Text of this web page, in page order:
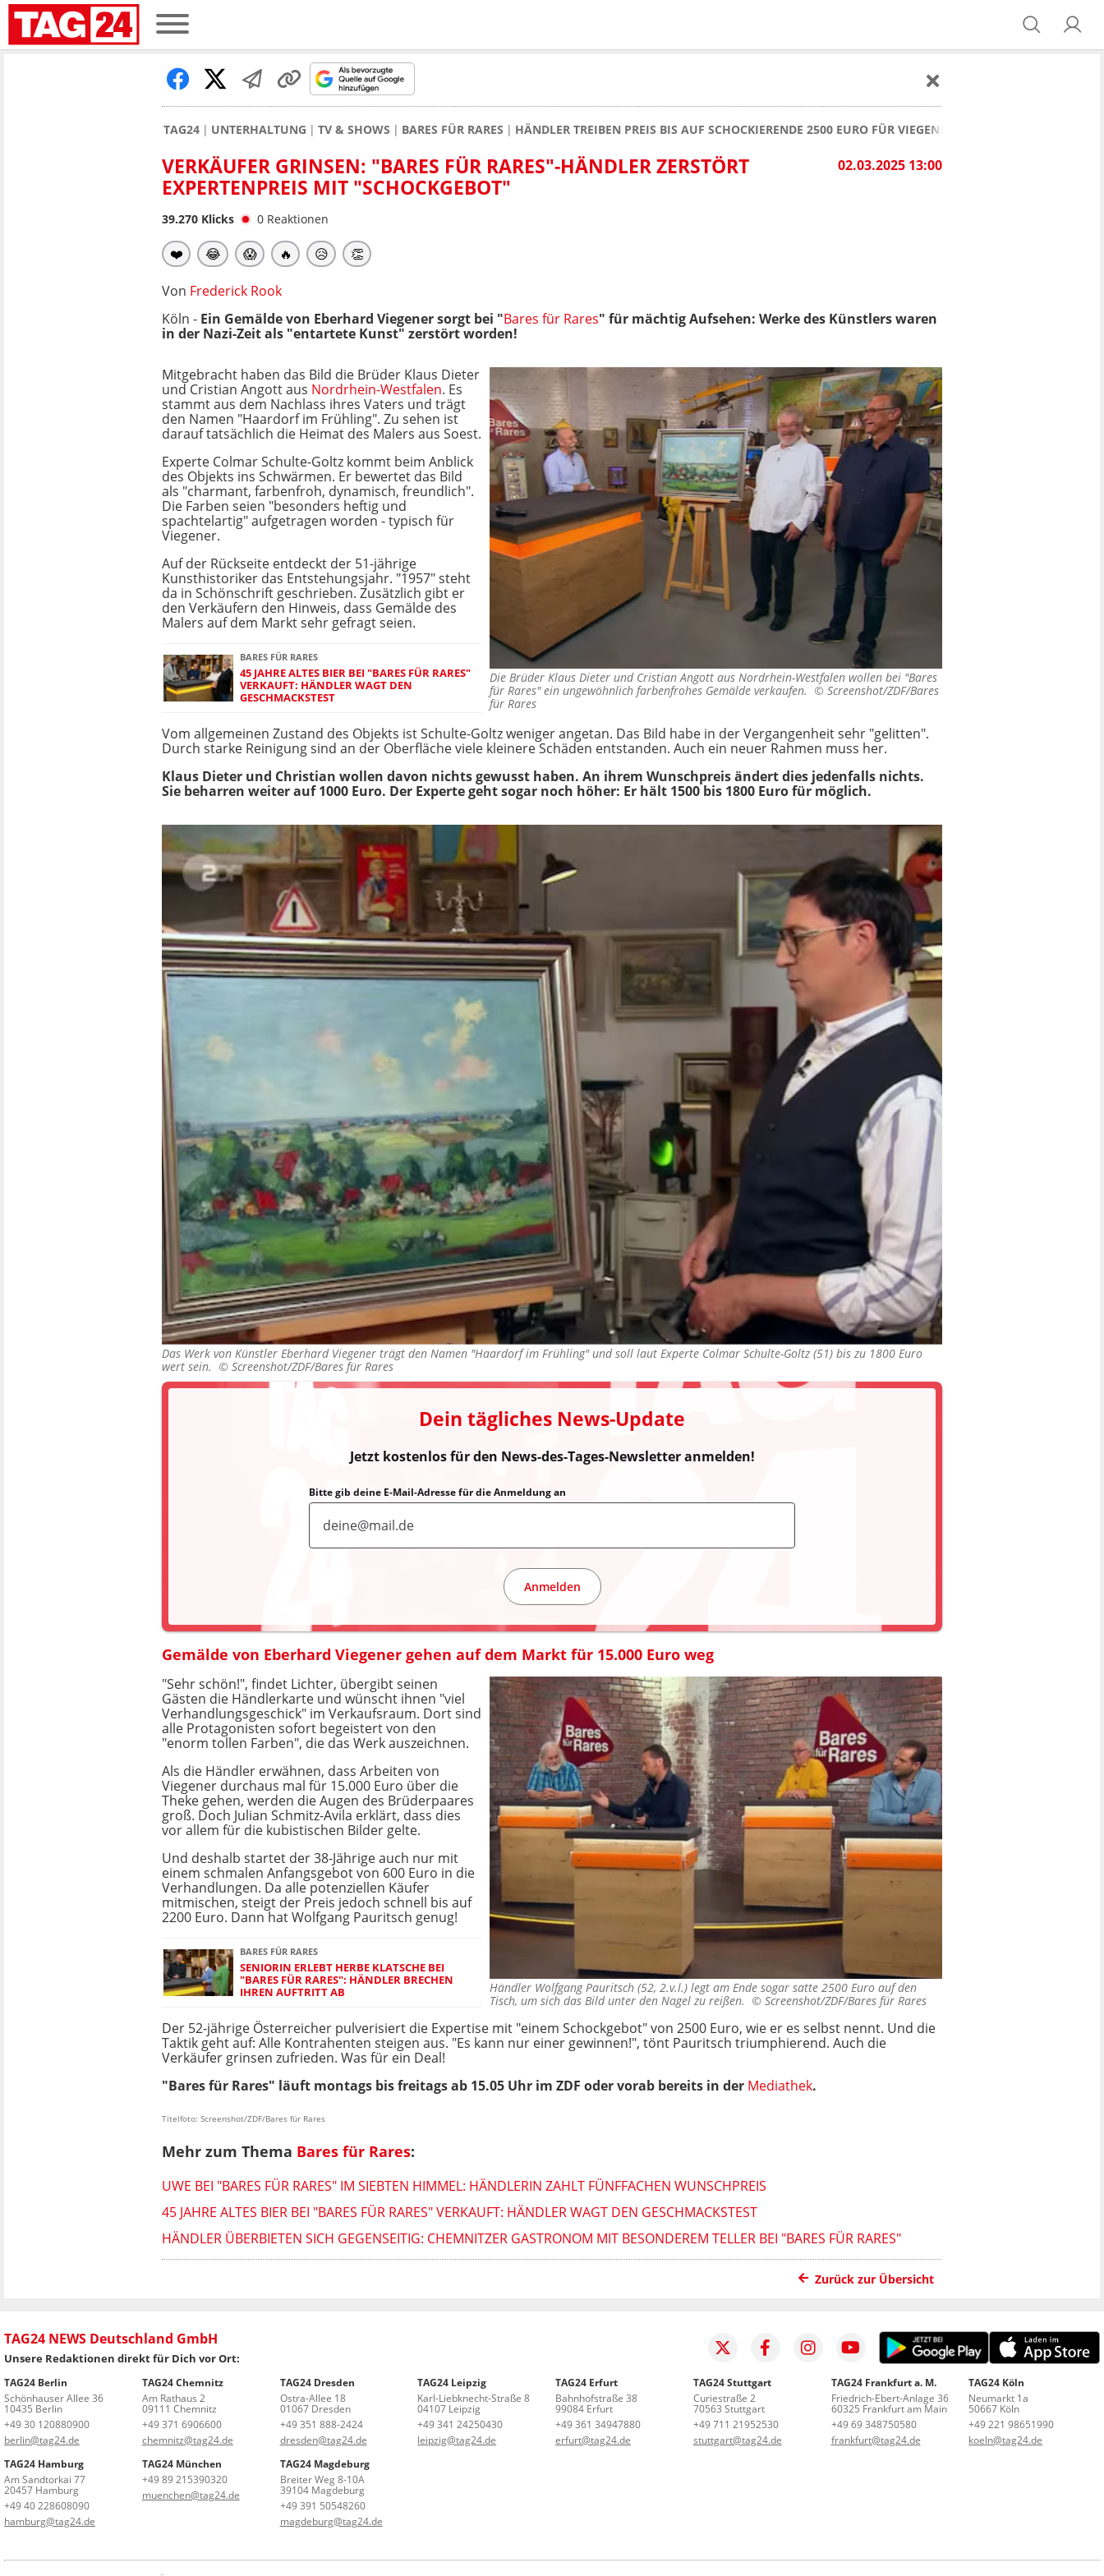
TAG24 UNTERHALTUNG TV & SHOWS BARES FÜR RARES HÄNDLER TREIBEN PREIS BIS AUF SCHOCKIERENDE 2500 EURO FÜR VIEGENER-GEMÄLDE
02.03.2025 13:00
VERKÄUFER GRINSEN: "BARES FÜR RARES"-HÄNDLER ZERSTÖRT
EXPERTENPREIS MIT "SCHOCKGEBOT"
39.270 Klicks 0 Reaktionen
❤️ 😂 😱 🔥 😥 👏
Von Frederick Rook
Köln - Ein Gemälde von Eberhard Viegener sorgt bei "Bares für Rares" für mächtig Aufsehen: Werke des Künstlers waren
in der Nazi-Zeit als "entartete Kunst" zerstört worden!
Die Brüder Klaus Dieter und Cristian Angott aus Nordrhein-Westfalen wollen bei "Bares
für Rares" ein ungewöhnlich farbenfrohes Gemälde verkaufen. © Screenshot/ZDF/Bares
für Rares
Mitgebracht haben das Bild die Brüder Klaus Dieter
und Cristian Angott aus Nordrhein-Westfalen. Es
stammt aus dem Nachlass ihres Vaters und trägt
den Namen "Haardorf im Frühling". Zu sehen ist
darauf tatsächlich die Heimat des Malers aus Soest.
Experte Colmar Schulte-Goltz kommt beim Anblick
des Objekts ins Schwärmen. Er bewertet das Bild
als "charmant, farbenfroh, dynamisch, freundlich".
Die Farben seien "besonders heftig und
spachtelartig" aufgetragen worden - typisch für
Viegener.
Auf der Rückseite entdeckt der 51-jährige
Kunsthistoriker das Entstehungsjahr. "1957" steht
da in Schönschrift geschrieben. Zusätzlich gibt er
den Verkäufern den Hinweis, dass Gemälde des
Malers auf dem Markt sehr gefragt seien.
BARES FÜR RARES
45 JAHRE ALTES BIER BEI "BARES FÜR RARES"
VERKAUFT: HÄNDLER WAGT DEN
GESCHMACKSTEST
Vom allgemeinen Zustand des Objekts ist Schulte-Goltz weniger angetan. Das Bild habe in der Vergangenheit sehr "gelitten".
Durch starke Reinigung sind an der Oberfläche viele kleinere Schäden entstanden. Auch ein neuer Rahmen muss her.
Klaus Dieter und Christian wollen davon nichts gewusst haben. An ihrem Wunschpreis ändert dies jedenfalls nichts.
Sie beharren weiter auf 1000 Euro. Der Experte geht sogar noch höher: Er hält 1500 bis 1800 Euro für möglich.
Das Werk von Künstler Eberhard Viegener trägt den Namen "Haardorf im Frühling" und soll laut Experte Colmar Schulte-Goltz (51) bis zu 1800 Euro
wert sein. © Screenshot/ZDF/Bares für Rares
Dein tägliches News-Update
Jetzt kostenlos für den News-des-Tages-Newsletter anmelden!
Bitte gib deine E-Mail-Adresse für die Anmeldung an
Anmelden
Gemälde von Eberhard Viegener gehen auf dem Markt für 15.000 Euro weg
Händler Wolfgang Pauritsch (52, 2.v.l.) legt am Ende sogar satte 2500 Euro auf den
Tisch, um sich das Bild unter den Nagel zu reißen. © Screenshot/ZDF/Bares für Rares
"Sehr schön!", findet Lichter, übergibt seinen
Gästen die Händlerkarte und wünscht ihnen "viel
Verhandlungsgeschick" im Verkaufsraum. Dort sind
alle Protagonisten sofort begeistert von den
"enorm tollen Farben", die das Werk auszeichnen.
Als die Händler erwähnen, dass Arbeiten von
Viegener durchaus mal für 15.000 Euro über die
Theke gehen, werden die Augen des Brüderpaares
groß. Doch Julian Schmitz-Avila erklärt, dass dies
vor allem für die kubistischen Bilder gelte.
Und deshalb startet der 38-Jährige auch nur mit
einem schmalen Anfangsgebot von 600 Euro in die
Verhandlungen. Da alle potenziellen Käufer
mitmischen, steigt der Preis jedoch schnell bis auf
2200 Euro. Dann hat Wolfgang Pauritsch genug!
BARES FÜR RARES
SENIORIN ERLEBT HERBE KLATSCHE BEI
"BARES FÜR RARES": HÄNDLER BRECHEN
IHREN AUFTRITT AB
Der 52-jährige Österreicher pulverisiert die Expertise mit "einem Schockgebot" von 2500 Euro, wie er es selbst nennt. Und die
Taktik geht auf: Alle Kontrahenten steigen aus. "Es kann nur einer gewinnen!", tönt Pauritsch triumphierend. Auch die
Verkäufer grinsen zufrieden. Was für ein Deal!
"Bares für Rares" läuft montags bis freitags ab 15.05 Uhr im ZDF oder vorab bereits in der Mediathek.
Titelfoto: Screenshot/ZDF/Bares für Rares
Mehr zum Thema Bares für Rares:
UWE BEI "BARES FÜR RARES" IM SIEBTEN HIMMEL: HÄNDLERIN ZAHLT FÜNFFACHEN WUNSCHPREIS
45 JAHRE ALTES BIER BEI "BARES FÜR RARES" VERKAUFT: HÄNDLER WAGT DEN GESCHMACKSTEST
HÄNDLER ÜBERBIETEN SICH GEGENSEITIG: CHEMNITZER GASTRONOM MIT BESONDEREM TELLER BEI "BARES FÜR RARES"
Zurück zur Übersicht
TAG24 NEWS Deutschland GmbH
Unsere Redaktionen direkt für Dich vor Ort:
TAG24 Berlin
Schönhauser Allee 36
10435 Berlin
+49 30 120880900
berlin@tag24.de
TAG24 Chemnitz
Am Rathaus 2
09111 Chemnitz
+49 371 6906600
chemnitz@tag24.de
TAG24 Dresden
Ostra-Allee 18
01067 Dresden
+49 351 888-2424
dresden@tag24.de
TAG24 Leipzig
Karl-Liebknecht-Straße 8
04107 Leipzig
+49 341 24250430
leipzig@tag24.de
TAG24 Erfurt
Bahnhofstraße 38
99084 Erfurt
+49 361 34947880
erfurt@tag24.de
TAG24 Stuttgart
Curiestraße 2
70563 Stuttgart
+49 711 21952530
stuttgart@tag24.de
TAG24 Frankfurt a. M.
Friedrich-Ebert-Anlage 36
60325 Frankfurt am Main
+49 69 348750580
frankfurt@tag24.de
TAG24 Köln
Neumarkt 1a
50667 Köln
+49 221 98651990
koeln@tag24.de
TAG24 Hamburg
Am Sandtorkai 77
20457 Hamburg
+49 40 228608090
hamburg@tag24.de
TAG24 München
+49 89 215390320
muenchen@tag24.de
TAG24 Magdeburg
Breiter Weg 8-10A
39104 Magdeburg
+49 391 50548260
magdeburg@tag24.de